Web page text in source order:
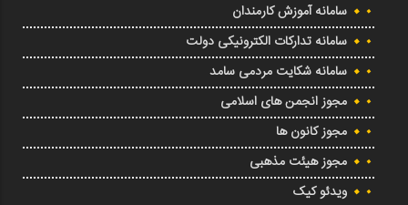
سامانه آموزش کارمندان
سامانه تدارکات الکترونیکی دولت
سامانه شکایت مردمی سامد
مجوز انجمن های اسلامی
مجوز کانون ها
مجوز هیئت مذهبی
ویدئو کیک